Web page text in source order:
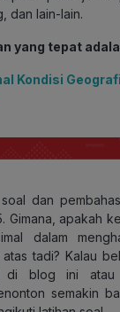
dan lain-lain.
yang tepat
Kondisi
dan
Gimana, apakah
dalam
tadi? Kalau
di blog ini atau
semakin